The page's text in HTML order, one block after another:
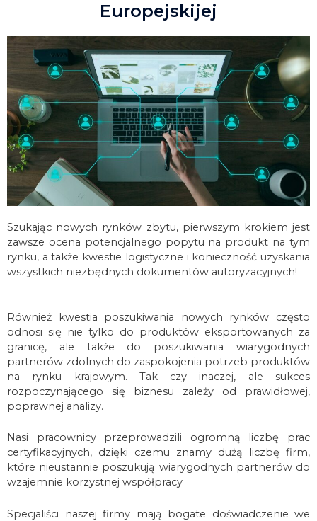
Europejskijej
Szukając nowych rynków zbytu, pierwszym krokiem jest
zawsze ocena potencjalnego popytu na produkt na tym
rynku, a także kwestie logistyczne i konieczność uzyskania
wszystkich niezbędnych dokumentów autoryzacyjnych!
Również kwestia poszukiwania nowych rynków często
odnosi się nie tylko do produktów eksportowanych za
granicę, ale także do poszukiwania wiarygodnych
partnerów zdolnych do zaspokojenia potrzeb produktów
na rynku krajowym. Tak czy inaczej, ale sukces
rozpoczynającego się biznesu zależy od prawidłowej,
poprawnej analizy.
Nasi pracownicy przeprowadzili ogromną liczbę prac
certyfikacyjnych, dzięki czemu znamy dużą liczbę firm,
które nieustannie poszukują wiarygodnych partnerów do
wzajemnie korzystnej współpracy
Specjaliści naszej firmy mają bogate doświadczenie we